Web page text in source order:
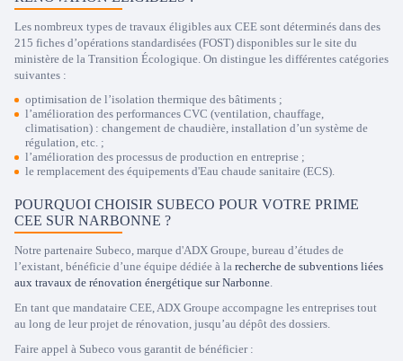
Les nombreux types de travaux éligibles aux CEE sont déterminés dans des
215 fiches d’opérations standardisées (FOST) disponibles sur le site du
ministère de la Transition Écologique. On distingue les différentes catégories
suivantes :
optimisation de l’isolation thermique des bâtiments ;
l’amélioration des performances CVC (ventilation, chauffage,
climatisation) : changement de chaudière, installation d’un système de
régulation, etc. ;
l’amélioration des processus de production en entreprise ;
le remplacement des équipements d'Eau chaude sanitaire (ECS).
POURQUOI CHOISIR SUBECO POUR VOTRE PRIME
CEE SUR NARBONNE ?
Notre partenaire Subeco, marque d'ADX Groupe, bureau d’études de
l’existant, bénéficie d’une équipe dédiée à la recherche de subventions liées
aux travaux de rénovation énergétique sur Narbonne
En tant que mandataire CEE, ADX Groupe accompagne les entreprises tout
au long de leur projet de rénovation, jusqu’au dépôt des dossiers.
Faire appel à Subeco vous garantit de bénéficier :